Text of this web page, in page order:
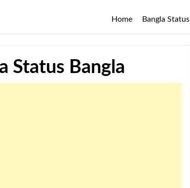
Home Bangla Status
Status Bangla